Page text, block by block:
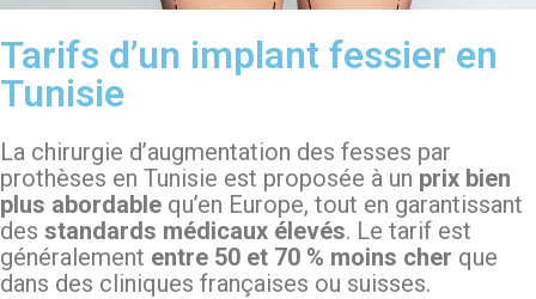
Tarifs d’un implant fessier en
Tunisie
La chirurgie d’augmentation des fesses par
prothèses en Tunisie est proposée à un prix bien
plus abordable qu’en Europe, tout en garantissant
des standards médicaux élevés. Le tarif est
généralement entre 50 et 70 % moins cher que
dans des cliniques françaises ou suisses.